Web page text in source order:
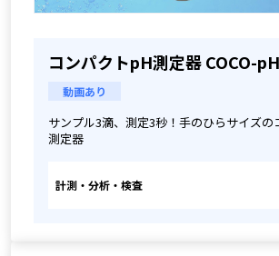
コンパクトpH測定器 COCO-pH
動画あり
サンプル3滴、測定3秒！手のひらサイズの
測定器
計測・分析・検査